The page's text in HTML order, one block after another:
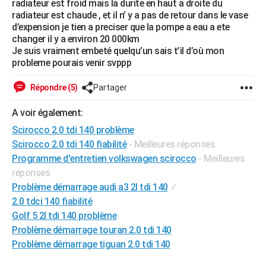
Destinations
City break
Voyage nature
Voyage de noces
Forum
Climat
+PHOTO
GUIDES D'ACHAT
BONS PLANS
CARTE DE VOEUX
Carte de Noël
Carte Bonne année
Carte Saint-Valentin
Carte Pâques
Carte d'anniversaire
DICTIONNAIRE
Dictionnaire
Biographies
Citations
Expressions
Proverbes
PROGRAMME TV
COPAINS D'AVANT
S'inscrire
Se connecter
Lycées
Collèges
Primaires
Universités
Entreprises
Service militaire
Avis de recherche
AVIS DE DÉCÈS
FORUM
Bricolage
Lifestyle
Culture
Sport
Auto
Television
Voyage
Cinema
radiateur est froid mais la durite en haut a droite du
radiateur est chaude , et il n’ y a pas de retour dans le vase
d’expension je tien a preciser que la pompe a eau a ete
changer il y a environ 20 000km
Je suis vraiment embeté quelqu’un sais t’il d’où mon
probleme pourais venir svppp
Répondre (5) Partager
A voir également:
Scirocco 2.0 tdi 140 problème
Scirocco 2.0 tdi 140 fiabilité - Meilleures réponses
Programme d'entretien volkswagen scirocco - Meilleures
réponses
Problème démarrage audi a3 2l tdi 140 ✓
2.0 tdci 140 fiabilité
Golf 5 2l tdi 140 problème
Problème démarrage touran 2.0 tdi 140
Problème démarrage tiguan 2.0 tdi 140